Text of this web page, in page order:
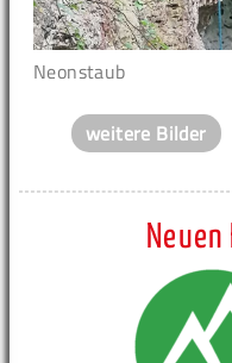
Neonstaub
weitere Bilder